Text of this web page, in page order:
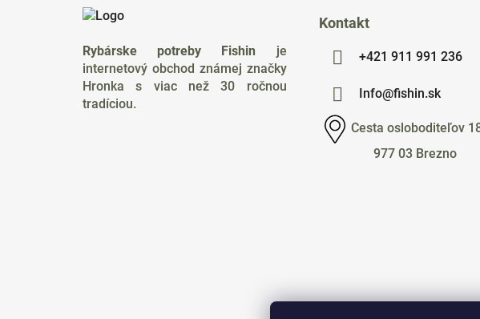
Rybárske potreby Fishin je
internetový obchod známej značky
Hronka s viac než 30 ročnou
tradíciou.
Kontakt
+421 911 991 236
Info@fishin.sk
Cesta osloboditeľov
977 03 Brezno